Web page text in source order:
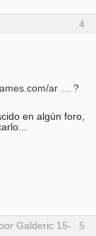
4
ar … ?
en algún foro,
5
Galderic 15-